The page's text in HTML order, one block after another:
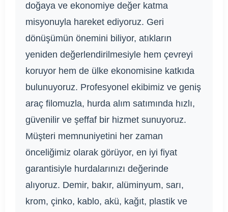
doğaya ve ekonomiye değer katma
misyonuyla hareket ediyoruz. Geri
dönüşümün önemini biliyor, atıkların
yeniden değerlendirilmesiyle hem çevreyi
koruyor hem de ülke ekonomisine katkıda
bulunuyoruz. Profesyonel ekibimiz ve geniş
araç filomuzla, hurda alım satımında hızlı,
güvenilir ve şeffaf bir hizmet sunuyoruz.
Müşteri memnuniyetini her zaman
önceliğimiz olarak görüyor, en iyi fiyat
garantisiyle hurdalarınızı değerinde
alıyoruz. Demir, bakır, alüminyum, sarı,
krom, çinko, kablo, akü, kağıt, plastik ve